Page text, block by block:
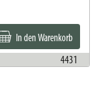
In den Warenkorb
4431